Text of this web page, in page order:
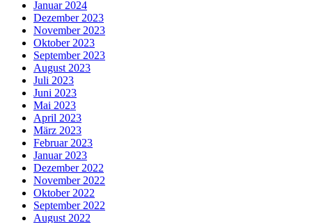
Januar 2024
Dezember 2023
November 2023
Oktober 2023
September 2023
August 2023
Juli 2023
Juni 2023
Mai 2023
April 2023
März 2023
Februar 2023
Januar 2023
Dezember 2022
November 2022
Oktober 2022
September 2022
August 2022